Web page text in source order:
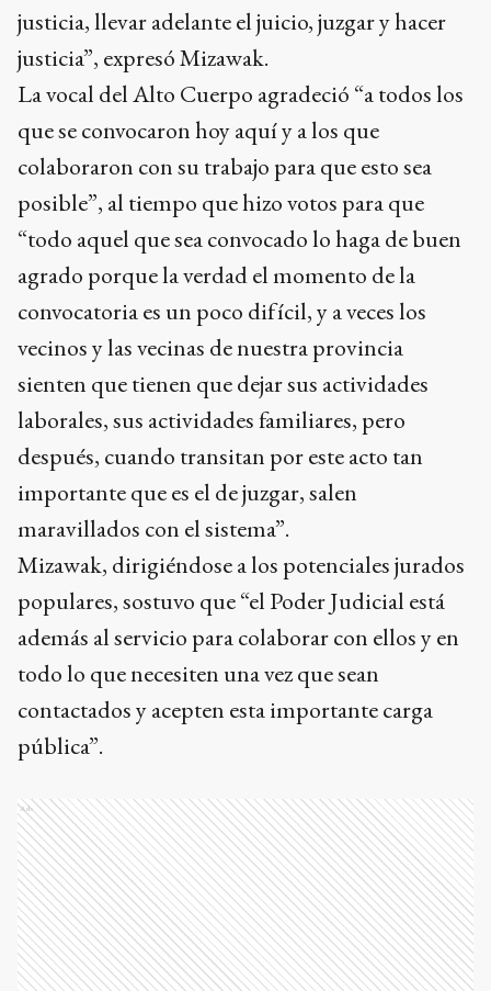
justicia, llevar adelante el juicio, juzgar y hacer
justicia”, expresó Mizawak.
La vocal del Alto Cuerpo agradeció “a todos los
que se convocaron hoy aquí y a los que
colaboraron con su trabajo para que esto sea
posible”, al tiempo que hizo votos para que
“todo aquel que sea convocado lo haga de buen
agrado porque la verdad el momento de la
convocatoria es un poco difícil, y a veces los
vecinos y las vecinas de nuestra provincia
sienten que tienen que dejar sus actividades
laborales, sus actividades familiares, pero
después, cuando transitan por este acto tan
importante que es el de juzgar, salen
maravillados con el sistema”.
Mizawak, dirigiéndose a los potenciales jurados
populares, sostuvo que “el Poder Judicial está
además al servicio para colaborar con ellos y en
todo lo que necesiten una vez que sean
contactados y acepten esta importante carga
pública”.
Ads